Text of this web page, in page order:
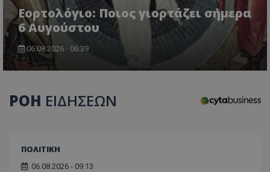
Εορτολόγιο: Ποιος γιορτάζει σήμερα
6 Αυγούστου
06.08.2026 - 06:39
ΡΟΗ ΕΙΔΗΣΕΩΝ
ΠΟΛΙΤΙΚΗ
06.08.2026 - 09:13
οποίο
για
του
_ga_J7RS52TMNC
1 χρόνος 1